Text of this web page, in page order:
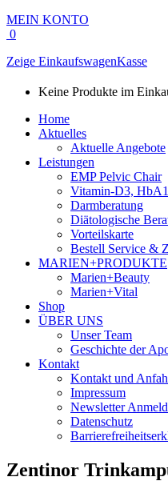
MEIN KONTO
0
Zeige EinkaufswagenKasse
Keine Produkte im
Home
Aktuelles
Aktuelle Angebote
Leistungen
EMP Pelvic Chair
Vitamin-D3,
Darmberatung
Diätologische
Vorteilskarte
Bestell Service &
MARIEN+PRODUKTE
Marien+Beauty
Marien+Vital
Shop
ÜBER UNS
Unser Team
Geschichte der
Kontakt
Kontakt und
Impressum
Newsletter
Datenschutz
Zentinor